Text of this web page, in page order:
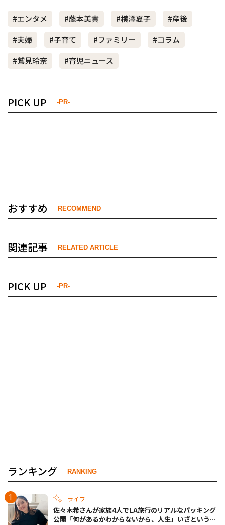
#エンタメ #藤本美貴 #横澤夏子
#産後
#夫婦
#子育て #ファミリー
#コラム
#鷲見玲奈
#育児ニュース
PICK UP -PR-
おすすめ RECOMMEND
関連記事 RELATED ARTICLE
PICK UP -PR-
ランキング RANKING
ライフ
佐々木希さんが家族4人でLA旅行のリアルなパッキング
公開「何があるかわからないから、人生」いざというと